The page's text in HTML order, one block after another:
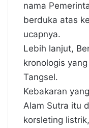
nama
berduka atas
ucapnya.
Lebih lanjut,
kronologis
Tangsel.
Kebakaran
Alam Sutra itu
korsleting